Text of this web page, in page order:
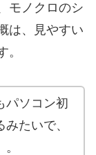
モノクロのシ
は、見やすい
。
パソコン初
たいで、